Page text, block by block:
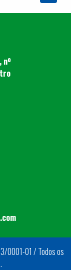
nº
0001-01 / Todos os